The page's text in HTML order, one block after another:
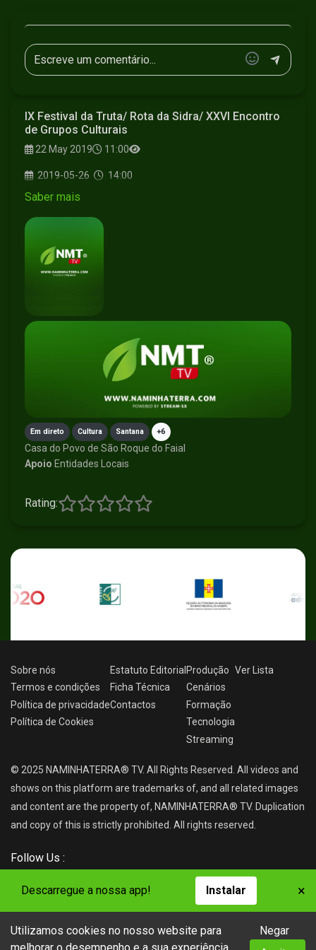
IX Festival da Truta/ Rota da Sidra/ XXVI Encontro
de Grupos Culturais
22 May 2019 11:00
2019-05-26 14:00
Saber mais
Em direto Cultura Santana +6
Casa do Povo de São Roque do Faial
Apoio Entidades Locais
Rating:
Utilizamos cookies no nosso website para
Negar
Sobre nós
Termos e condições
Política de privacidade
Política de Cookies
Estatuto Editorial
Ficha Técnica
Contactos
Produção
Cenários
Formação
Tecnologia
Streaming
Ver Lista
© 2025 NAMINHATERRA® TV. All Rights Reserved. All videos and
shows on this platform are trademarks of, and all related images
and content are the property of, NAMINHATERRA® TV. Duplication
and copy of this is strictly prohibited. All rights reserved.
Follow Us :
NAMINHATERRA® TV
Descarregue a nossa app! Instalar ×